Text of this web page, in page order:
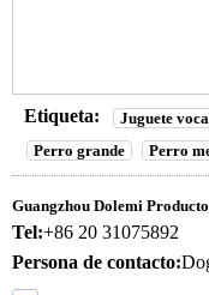
Etiqueta: Juguete
Perro grande
Perro
Guangzhou Dolemi
Tel:+86 20 31075892
Persona de contacto: